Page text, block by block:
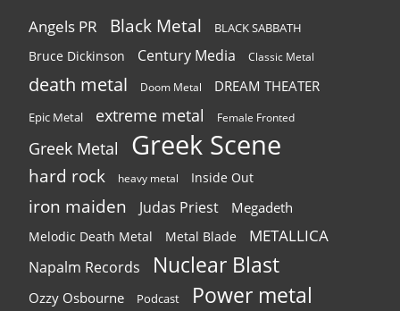
Angels PR Black Metal BLACK SABBATH
Bruce Dickinson Century Media Classic Metal
death metal Doom Metal DREAM THEATER
Epic Metal extreme metal Female Fronted
Greek Metal Greek Scene
hard rock heavy metal Inside Out
iron maiden Judas Priest Megadeth
Melodic Death Metal Metal Blade METALLICA
Napalm Records Nuclear Blast
Ozzy Osbourne Podcast Power metal